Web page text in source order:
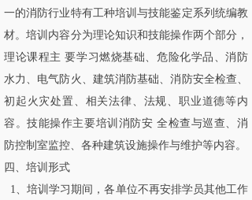
一的消防行业特有工种培训与技能鉴定系列统编教
材。培训内容分为理论知识和技能操作两个部分，
理论课程主 要学习燃烧基础、危险化学品、消防
水力、电气防火、建筑消防基础、消防安全检查、
初起火灾处置、相关法律、法规、职业道德等内
容。技能操作主要培训消防安 全检查与巡查、消
防控制室监控、各种建筑设施操作与维护等内容。
四、培训形式
1、培训学习期间，各单位不再安排学员其他工作